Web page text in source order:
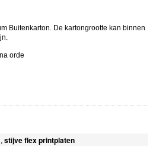
Buitenkarton. De kartongrootte kan binnen
orde
, stijve flex printplaten